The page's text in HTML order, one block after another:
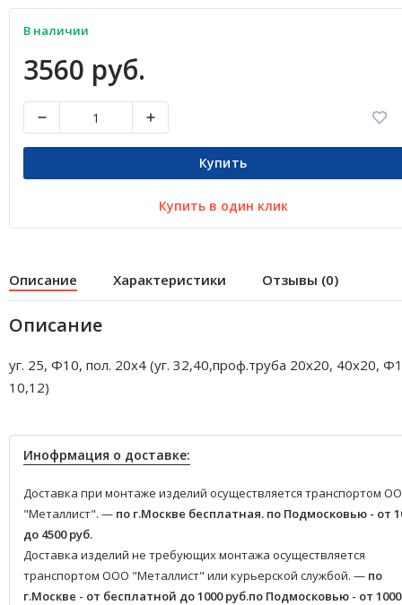
В наличии
3560 руб.
Купить
Купить в один клик
Описание Характеристики Отзывы (0)
Описание
уг. 25, Ф10, пол. 20х4 (уг. 32,40,проф.труба 20х20, 40х20,
10,12)
Инофрмация о доставке:
Доставка при монтаже изделий осуществляется транспортом
"Металлист". — по г.Москве бесплатная. по Подмосковью - от
до 4500 руб.
Доставка изделий не требующих монтажа осуществляется
транспортом ООО "Металлист" или курьерской службой. — по
г.Москве - от бесплатной до 1000 руб.по Подмосковью - от